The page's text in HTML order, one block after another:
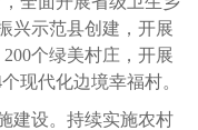
兴示范县创建，开展
个绿美村庄，开展
现代化边境幸福村。
设。持续实施农村